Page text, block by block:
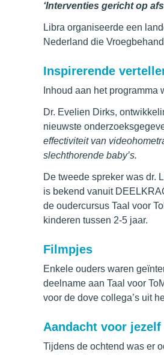
‘Interventies gericht op
Libra organiseerde een
Nederland die
Inspirerende
Inhoud aan het
Dr. Evelien Dirks,
nieuwste
effectiviteit van
slechthorende baby’s.
De tweede spreker was dr.
is bekend vanuit
de oudercursus Taal voor
kinderen tussen 2-5 jaar.
Filmpjes
Enkele ouders waren
deelname aan Taal voor
voor de dove collega’s uit
Aandacht voor jezelf
Tijdens de ochtend was er